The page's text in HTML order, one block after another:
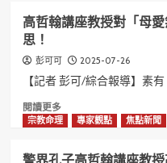
擊
詐
的
關
鍵！
南
港
局
長
許
城
銘
領
張
榮
署
長
「公
私
協
治
高哲翰講座教授對「母
思！
彭可可 2025-07-26
【記者 彭可/綜合報導】素
閱讀更多Read
more
高
宗教命理 專家觀點 焦點新聞